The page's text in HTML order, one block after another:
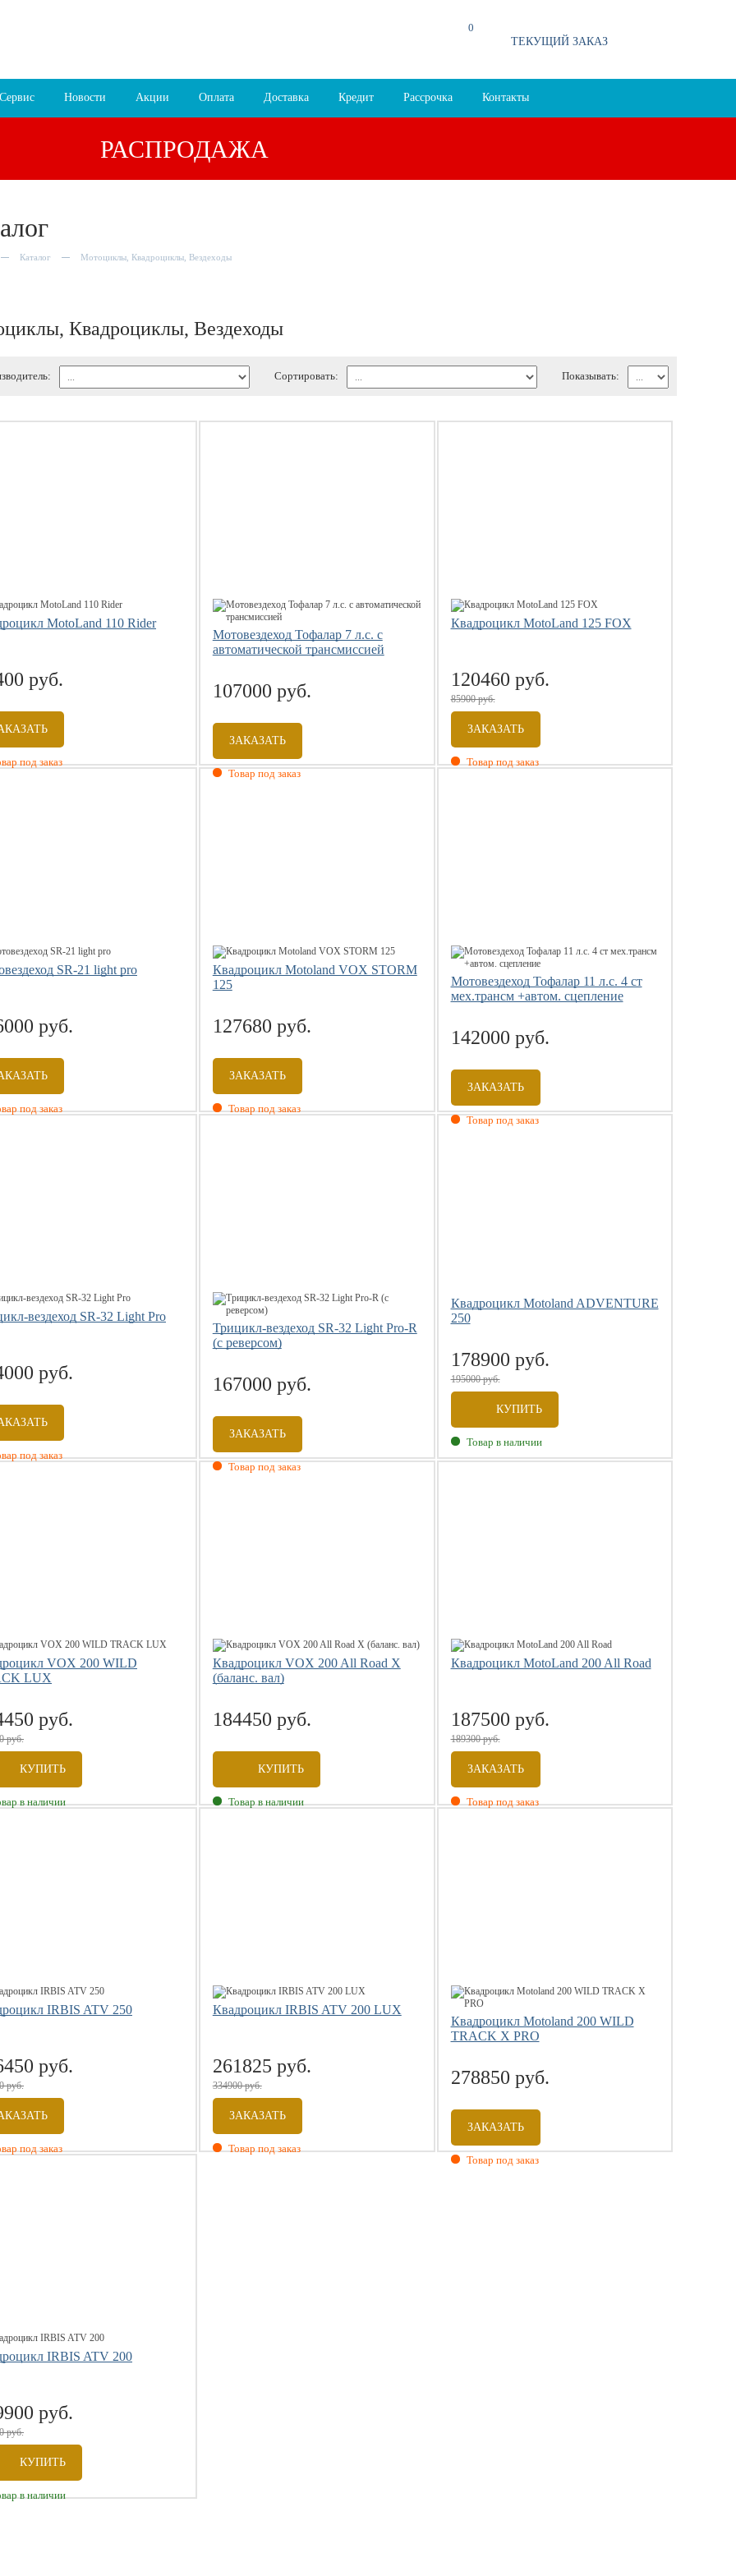
0
ТЕКУЩИЙ ЗАКАЗ
Сервис Новости Акции Оплата Доставка Кредит Рассрочка Контакты
РАСПРОДАЖА
Каталог Мотоциклы, Квадроциклы, Вездеходы
Квадроциклы, Вездеходы
Сортировать: Показывать:
MotoLand 110 Rider
руб.
под заказ
Мотовездеход Тофалар 7 л.с. с
автоматической трансмиссией
107000 руб.
ЗАКАЗАТЬ
Товар под заказ
Квадроцикл MotoLand 125 FOX
120460 руб.
85900 руб.
ЗАКАЗАТЬ
Товар под заказ
SR-21 light pro
руб.
под заказ
Квадроцикл Motoland VOX STORM
125
127680 руб.
ЗАКАЗАТЬ
Товар под заказ
Мотовездеход Тофалар 11 л.с. 4 ст
мех.трансм +автом. сцепление
142000 руб.
ЗАКАЗАТЬ
Товар под заказ
вездеход SR-32 Light Pro
руб.
под заказ
Трицикл-вездеход SR-32 Light Pro-R
(с реверсом)
167000 руб.
ЗАКАЗАТЬ
Товар под заказ
Квадроцикл Motoland ADVENTURE
250
178900 руб.
195000 руб.
КУПИТЬ
Товар в наличии
VOX 200 WILD
LUX
руб.
руб.
КУПИТЬ
в наличии
Квадроцикл VOX 200 All Road X
(баланс. вал)
184450 руб.
КУПИТЬ
Товар в наличии
Квадроцикл MotoLand 200 All Road
187500 руб.
189300 руб.
ЗАКАЗАТЬ
Товар под заказ
IRBIS ATV 250
руб.
руб.
под заказ
Квадроцикл IRBIS ATV 200 LUX
261825 руб.
334900 руб.
ЗАКАЗАТЬ
Товар под заказ
Квадроцикл Motoland 200 WILD
TRACK X PRO
278850 руб.
ЗАКАЗАТЬ
Товар под заказ
IRBIS ATV 200
руб.
руб.
КУПИТЬ
в наличии